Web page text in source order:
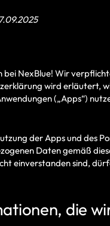
bei NexBlue! Wir
wird erläutert,
(„Apps“)
der Apps und des
Daten gemäß
einverstanden sind,
die